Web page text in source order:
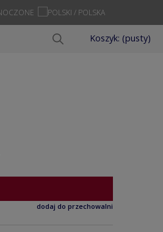
Koszyk: (pusty)
dodaj do przechowalni